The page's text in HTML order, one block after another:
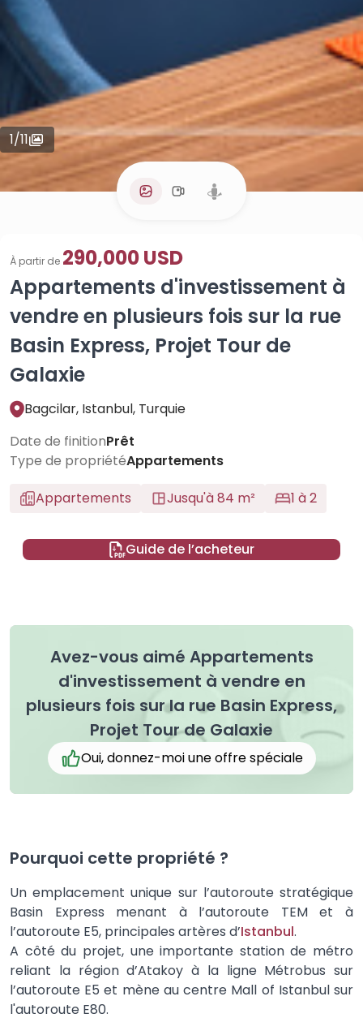
1/11
Appartements d'investissement à
vendre en plusieurs fois sur la rue
Basin Express, Projet Tour de
Galaxie
À partir de 290,000 USD
Bagcilar, Istanbul, Turquie
Date de finitionPrêt
Type de propriétéAppartements
Appartements
Jusqu'à 84 m² 1 à 2
Guide de l’acheteur
Avez-vous aimé Appartements
d'investissement à vendre en
plusieurs fois sur la rue Basin Express,
Projet Tour de Galaxie
Oui, donnez-moi une offre spéciale
Pourquoi cette propriété ?
Un emplacement unique sur l’autoroute stratégique
Basin Express menant à l’autoroute TEM et à
l’autoroute E5, principales artères d’Istanbul.
A côté du projet, une importante station de métro
reliant la région d’Atakoy à la ligne Métrobus sur
l’autoroute E5 et mène au centre Mall of Istanbul sur
l'autoroute E80.